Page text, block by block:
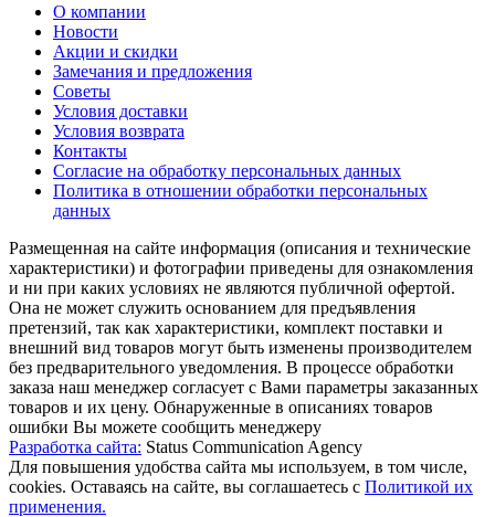
О компании
Новости
Акции и скидки
Замечания и предложения
Советы
Условия доставки
Условия возврата
Контакты
Согласие на обработку персональных данных
Политика в отношении обработки персональных
данных
Размещенная на сайте информация (описания и технические
характеристики) и фотографии приведены для ознакомления
и ни при каких условиях не являются публичной офертой.
Она не может служить основанием для предъявления
претензий, так как характеристики, комплект поставки и
внешний вид товаров могут быть изменены производителем
без предварительного уведомления. В процессе обработки
заказа наш менеджер согласует с Вами параметры заказанных
товаров и их цену. Обнаруженные в описаниях товаров
ошибки Вы можете сообщить менеджеру
Разработка сайта: Status Communication Agency
Для повышения удобства сайта мы используем, в том числе,
cookies. Оставаясь на сайте, вы соглашаетесь с Политикой их
применения.